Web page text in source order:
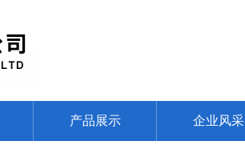
产品展示 企业风采